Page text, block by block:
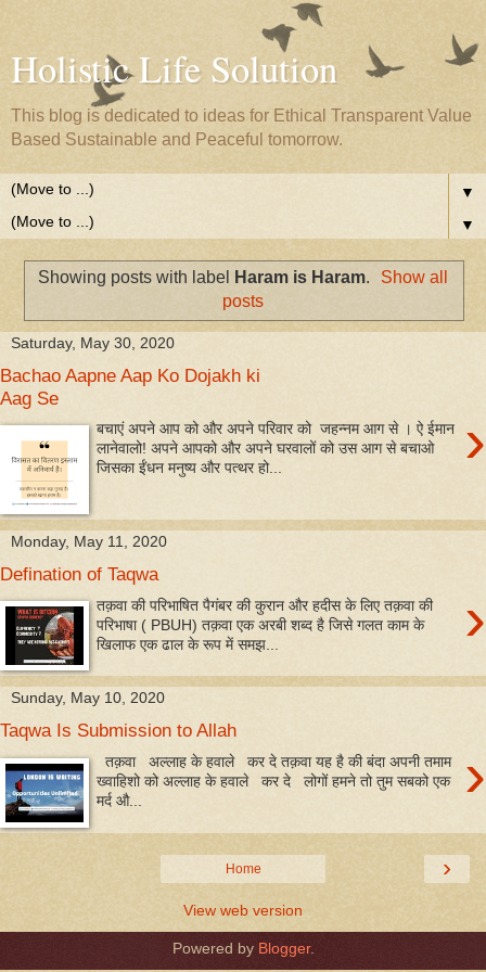
Holistic Life Solution
This blog is dedicated to ideas for Ethical Transparent Value
Based Sustainable and Peaceful tomorrow.
▼
▼
Showing posts with label Haram is Haram.
Show all
posts
Saturday, May 30, 2020
Bachao Aapne Aap Ko Dojakh ki
Aag Se
›
बचाएं अपने आप को और अपने परिवार को जहन्नम आग से । ऐ ईमान
लानेवालो! अपने आपको और अपने घरवालों को उस आग से बचाओ
जिसका ईंधन मनुष्य और पत्थर हो...
Monday, May 11, 2020
Defination of Taqwa
›
तक़वा की परिभाषित पैगंबर की कुरान और हदीस के लिए तक़वा की
परिभाषा ( PBUH) तक़वा एक अरबी शब्द है जिसे गलत काम के
खिलाफ एक ढाल के रूप में समझ...
Sunday, May 10, 2020
Taqwa Is Submission to Allah
›
तक़वा अल्लाह के हवाले कर दे तक़वा यह है की बंदा अपनी तमाम
ख्वाहिशो को अल्लाह के हवाले कर दे लोगों हमने तो तुम सबको एक
मर्द औ...
›
Home
View web version
Powered by Blogger.